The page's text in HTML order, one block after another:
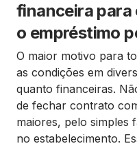
financeira
o empréstimo
O maior motivo para
as condições em
quanto financeiras.
de fechar contrato
maiores, pelo simples
no estabelecimento.